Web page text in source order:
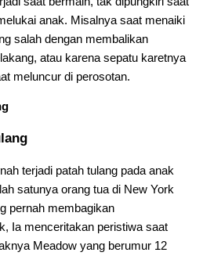
anak. Misalnya saat menaiki
salah dengan membalikan
atau karena sepatu karetnya
meluncur di perosotan.
terjadi patah tulang pada anak
satunya orang tua di New York
pernah membagikan
Ia menceritakan peristiwa saat
Meadow yang berumur 12